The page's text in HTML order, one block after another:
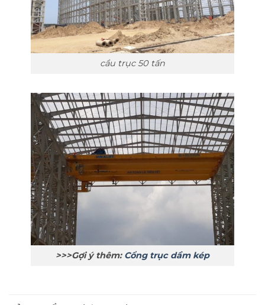
cầu trục 50 tấn
>>>Gợi ý thêm: Cổng trục dầm kép